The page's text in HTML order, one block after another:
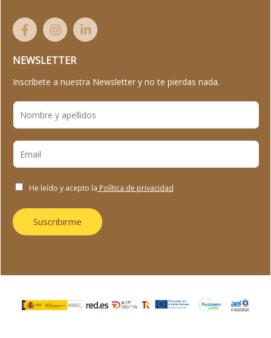
NEWSLETTER
Inscríbete a nuestra Newsletter y no te pierdas nada.
He leído y acepto la Política de privacidad
Suscribirme